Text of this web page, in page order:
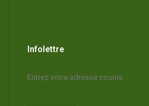
Infolettre